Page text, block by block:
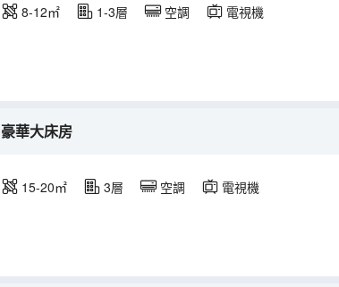
8-12㎡ 1-3層 空調 電視機
豪華大床房
15-20㎡ 3層 空調 電視機